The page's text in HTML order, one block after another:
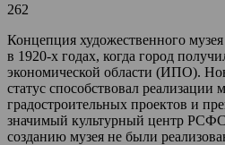
262
Концепция художественного
в 1920-х годах, когда город
экономической области (ИПО).
статус способствовал реализации
градостроительных проектов и
значимый культурный центр
созданию музея не были